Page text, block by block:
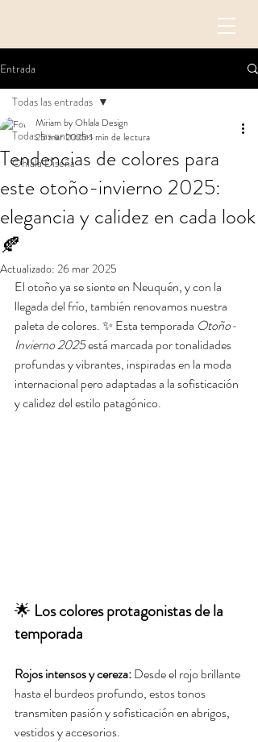
Entrada
Todas las entradas
Ohlala Diseña
Todas las entradas
Tendencias de colores para
este otoño-invierno 2025:
elegancia y calidez en cada look
🍂
Miriam by Ohlala Design
25 mar 20251 min de lectura
Actualizado: 26 mar 2025
El otoño ya se siente en Neuquén, y con la
llegada del frío, también renovamos nuestra
paleta de colores. ✨ Esta temporada Otoño-
Invierno 2025 está marcada por tonalidades
profundas y vibrantes, inspiradas en la moda
internacional pero adaptadas a la sofisticación
y calidez del estilo patagónico.
🌟 Los colores protagonistas de la
temporada
Rojos intensos y cereza: Desde el rojo brillante
hasta el burdeos profundo, estos tonos
transmiten pasión y sofisticación en abrigos,
vestidos y accesorios.